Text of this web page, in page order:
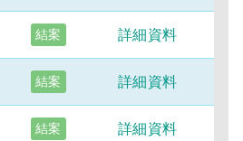
結案 詳細資料
結案 詳細資料
結案 詳細資料